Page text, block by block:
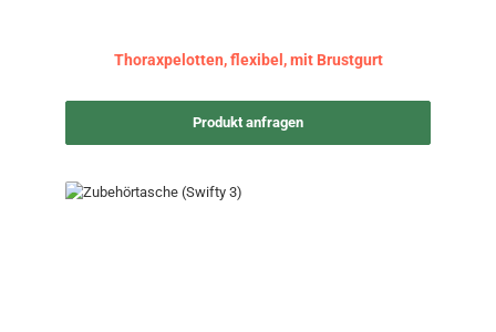
Thoraxpelotten, flexibel, mit Brustgurt
Produkt anfragen